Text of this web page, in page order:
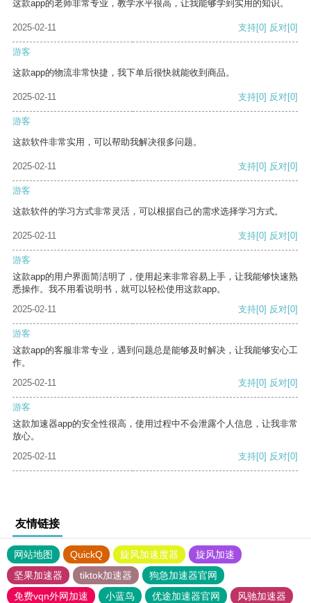
这款app的老师非常专业，教学水平很高，让我能够学到实用的知识。
2025-02-11 支持[0] 反对[0]
游客
这款app的物流非常快捷，我下单后很快就能收到商品。
2025-02-11 支持[0] 反对[0]
游客
这款软件非常实用，可以帮助我解决很多问题。
2025-02-11 支持[0] 反对[0]
游客
这款软件的学习方式非常灵活，可以根据自己的需求选择学习方式。
2025-02-11 支持[0] 反对[0]
游客
这款app的用户界面简洁明了，使用起来非常容易上手，让我能够快速熟
悉操作。我不用看说明书，就可以轻松使用这款app。
2025-02-11
支持[0] 反对[0]
游客
这款app的客服非常专业，遇到问题总是能够及时解决，让我能够安心工
作。
2025-02-11
支持[0] 反对[0]
游客
这款加速器app的安全性很高，使用过程中不会泄露个人信息，让我非常
放心。
2025-02-11
支持[0] 反对[0]
友情链接
网站地图 QuickQ 旋风加速度器
旋风加速
坚果加速器
tiktok加速器
狗急加速器官网
免费vqn外网加速
小蓝鸟 优途加速器官网 风驰加速器